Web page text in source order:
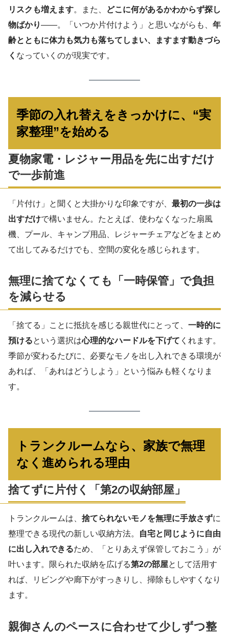
リスクも増えます。また、
どこに何があるかわからず探し
物ばかり――。「いつか片付けよう」と思いながらも、 年
齢とともに体力も気力も落ちてしまい、ますます動きづら
く なっていくのが現実です。
季節の入れ替えをきっかけに、“実
家整理”を始める
夏物家電・レジャー用品を先に出すだけ
で一歩前進
「片付け」と聞くと大掛かりな印象ですが、 最初の一歩は
出すだけで構いません。たとえば、使わなくなった扇風
機、プール、キャンプ用品、レジャーチェアなどをまとめ
て出してみるだけでも、空間の変化を感じられます。
無理に捨てなくても「一時保管」で負担
を減らせる
「捨てる」ことに抵抗を感じる親世代にとって、 一時的に
預けるという選択は心理的なハードルを下げて くれます。
季節が変わるたびに、必要なモノを出し入れできる環境が
あれば、「あれはどうしよう」という悩みも軽くなりま
す。
トランクルームなら、家族で無理
なく進められる理由
捨てずに片付く「第2の収納部屋」
トランクルームは、 捨てられないモノを無理に手放さずに
整理できる現代の新しい収納方法。
自宅と同じように自由
に出し入れできるため、「とりあえず保管しておこう」が
叶います。限られた収納を広げる第2の部屋として活用す
れば、リビングや廊下がすっきりし、掃除もしやすくなり
ます。
親御さんのペースに合わせて少しずつ整